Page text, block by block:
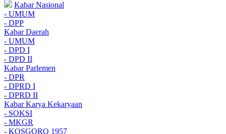
Kabar Nasional
- UMUM
- DPP
Kabar Daerah
- UMUM
- DPD I
- DPD II
Kabar Parlemen
- DPR
- DPRD I
- DPRD II
Kabar Karya Kekaryaan
- SOKSI
- MKGR
- KOSGORO 1957